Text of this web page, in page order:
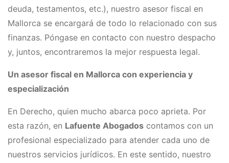
deuda, testamentos, etc.), nuestro ​asesor fiscal en
Mallorca se encargará de todo lo relacionado con sus
finanzas. Póngase en contacto con nuestro despacho
y, juntos, encontraremos la mejor respuesta legal.
Un asesor fiscal en Mallorca con experiencia y
especialización
En Derecho, quien mucho abarca poco aprieta. Por
esta razón, en Lafuente Abogados contamos con un
profesional especializado para atender cada uno de
nuestros servicios jurídicos. En este sentido, nuestro ​